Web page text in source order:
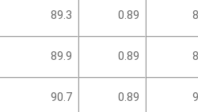
89.3 0.89
89.9 0.89
90.7 0.89